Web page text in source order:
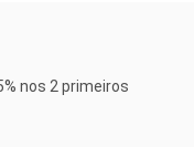
nos 2 primeiros